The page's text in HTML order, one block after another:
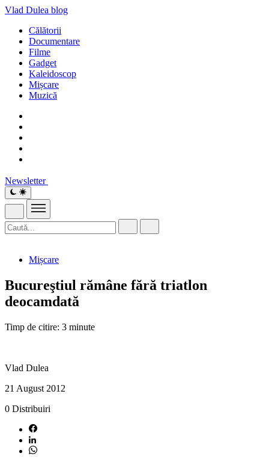
Vlad Dulea blog
Călătorii
Documentare
Filme
Gadget
Kaleidoscop
Mișcare
Muzică
Newsletter
Mișcare
Bucureştiul rămâne fără triatlon
deocamdată
Timp de citire: 3 minute
Vlad Dulea
21 August 2012
0 Distribuiri